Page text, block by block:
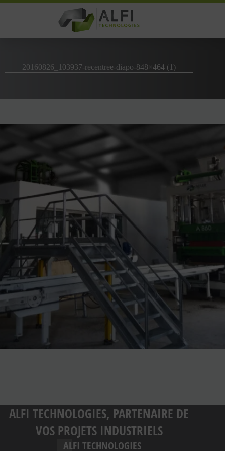
Passer
20160826_103937-recentree-diapo-848×464 (1)
ALFI TECHNOLOGIES, PARTENAIRE DE
VOS PROJETS INDUSTRIELS
ALFI TECHNOLOGIES